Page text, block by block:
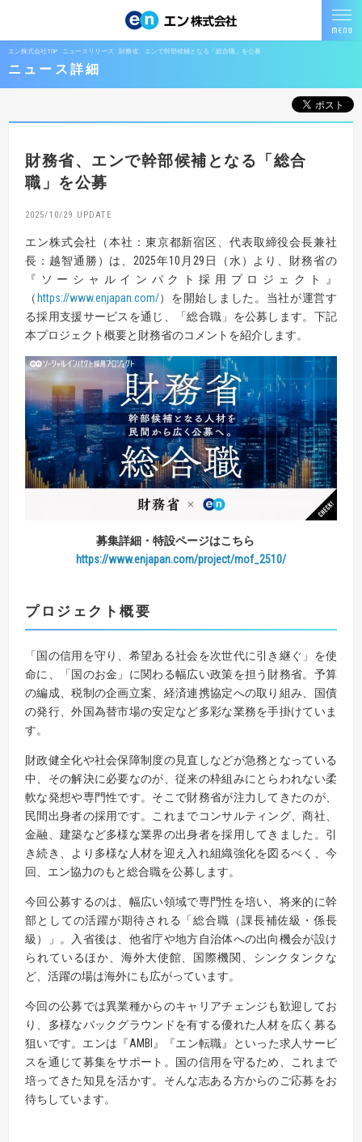
エン株式会社TOP ニュースリリース 財務省、エンで幹部候補となる「総合職」を公募
ニュース詳細
財務省、エンで幹部候補となる「総合
職」を公募
2025/10/29
エン株式会社（本社：東京都新宿区、代表取締役会長兼社
長：越智通勝）は、2025年10月29日（水）より、財務省の
『ソーシャルインパクト採用プロジェクト』
（ https://www.enjapan.com/）を開始しました。当社が運営す
る採用支援サービスを通じ、「総合職」を公募します。下記
本プロジェクト概要と財務省のコメントを紹介します。
募集詳細・特設ページはこちら
https://www.enjapan.com/project/mof_2510/
プロジェクト概要
「国の信用を守り、希望ある社会を次世代に引き継ぐ」を使
命に、「国のお金」に関わる幅広い政策を担う財務省。予算
の編成、税制の企画立案、経済連携協定への取り組み、国債
の発行、外国為替市場の安定など多彩な業務を手掛けていま
す。
財政健全化や社会保障制度の見直しなどが急務となっている
中、その解決に必要なのが、従来の枠組みにとらわれない柔
軟な発想や専門性です。そこで財務省が注力してきたのが、
民間出身者の採用です。これまでコンサルティング、商社、
金融、建築など多様な業界の出身者を採用してきました。引
き続き、より多様な人材を迎え入れ組織強化を図るべく、今
回、エン協力のもと総合職を公募します。
今回公募するのは、幅広い領域で専門性を培い、将来的に幹
部としての活躍が期待される「総合職（課長補佐級・係長
級）」。入省後は、他省庁や地方自治体への出向機会が設け
られているほか、海外大使館、国際機関、シンクタンクな
ど、活躍の場は海外にも広がっています。
今回の公募では異業種からのキャリアチェンジも歓迎してお
り、多様なバックグラウンドを有する優れた人材を広く募る
狙いです。エンは『AMBI』『エン転職』といった求人サービ
スを通じて募集をサポート。国の信用を守るため、これまで
培ってきた知見を活かす。そんな志ある方からのご応募をお
待ちしています。